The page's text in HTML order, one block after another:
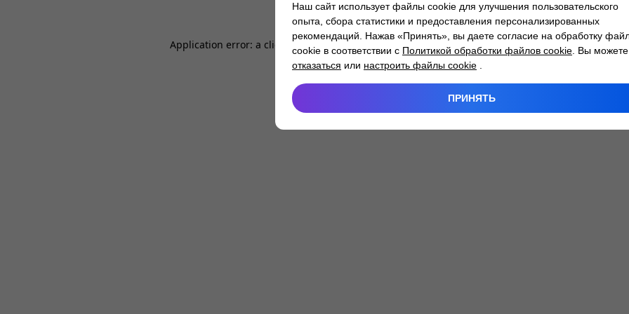
Application error: a client -side exception has occurred while loading atlantm.by (see the
Наш сайт использует файлы cookie для улучшения пользовательского
опыта, сбора статистики и предоставления персонализированных
рекомендаций. Нажав «Принять», вы даете согласие на обработку
cookie в соответствии с Политикой обработки файлов cookie . Вы можете
отказаться или настроить файлы cookie
ПРИНЯТЬ